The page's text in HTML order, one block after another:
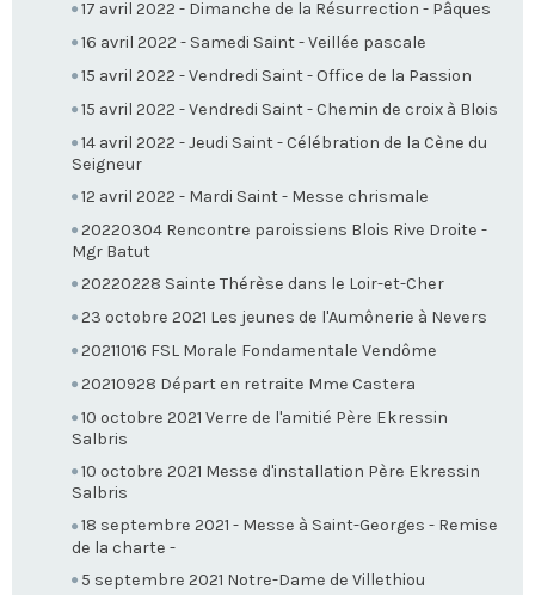
17 avril 2022 - Dimanche de la Résurrection - Pâques
16 avril 2022 - Samedi Saint - Veillée pascale
15 avril 2022 - Vendredi Saint - Office de la Passion
15 avril 2022 - Vendredi Saint - Chemin de croix à Blois
14 avril 2022 - Jeudi Saint - Célébration de la Cène du
Seigneur
12 avril 2022 - Mardi Saint - Messe chrismale
20220304 Rencontre paroissiens Blois Rive Droite -
Mgr Batut
20220228 Sainte Thérèse dans le Loir-et-Cher
23 octobre 2021 Les jeunes de l'Aumônerie à Nevers
20211016 FSL Morale Fondamentale Vendôme
20210928 Départ en retraite Mme Castera
10 octobre 2021 Verre de l'amitié Père Ekressin
Salbris
10 octobre 2021 Messe d'installation Père Ekressin
Salbris
18 septembre 2021 - Messe à Saint-Georges - Remise
de la charte -
5 septembre 2021 Notre-Dame de Villethiou